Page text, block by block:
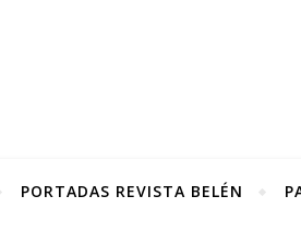
PORTADAS REVISTA BELÉN